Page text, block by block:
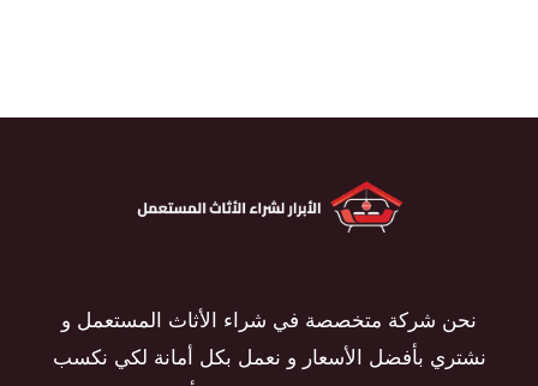
نحن شركة متخصصة في شراء الأثاث المستعمل و
نشتري بأفضل الأسعار و نعمل بكل أمانة لكي نكسب